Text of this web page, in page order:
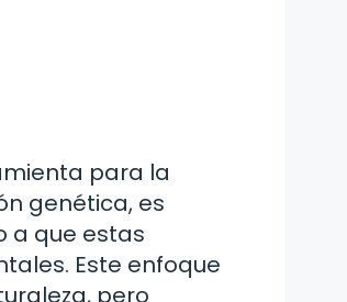
para la
genética, es
a que estas
Este enfoque
pero